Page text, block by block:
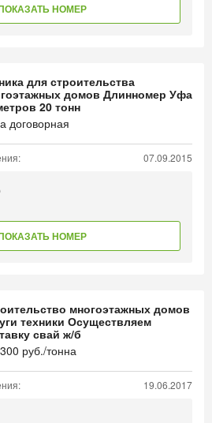
НОМЕР
для строительства
домов Длинномер Уфа
20 тонн
договорная
07.09.2015
НОМЕР
многоэтажных домов
техники Осуществляем
свай ж/б
руб./тонна
19.06.2017